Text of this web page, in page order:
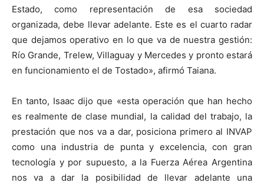
Estado, como representación de esa sociedad
organizada, debe llevar adelante. Este es el cuarto radar
que dejamos operativo en lo que va de nuestra gestión:
Río Grande, Trelew, Villaguay y Mercedes y pronto estará
en funcionamiento el de Tostado», afirmó Taiana.
En tanto, Isaac dijo que «esta operación que han hecho
es realmente de clase mundial, la calidad del trabajo, la
prestación que nos va a dar, posiciona primero al INVAP
como una industria de punta y excelencia, con gran
tecnología y por supuesto, a la Fuerza Aérea Argentina
nos va a dar la posibilidad de llevar adelante una